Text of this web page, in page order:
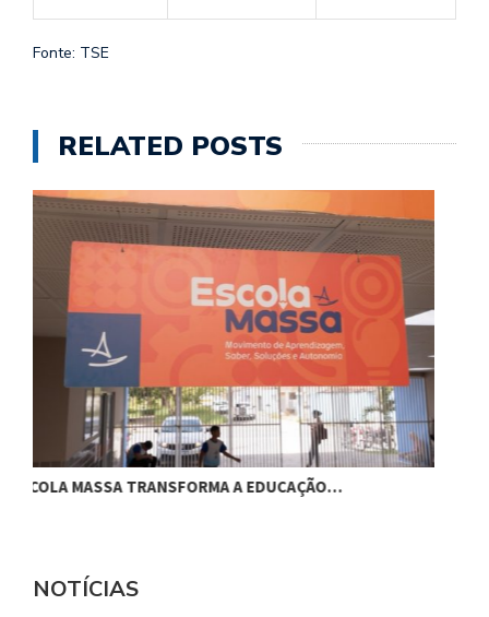
Fonte: TSE
RELATED POSTS
CHICO FILHO DESTACA POTENCIAL ESPORTIVO,…
NOTÍCIAS